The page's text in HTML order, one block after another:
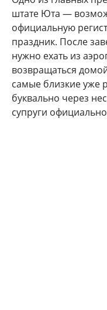
штате Юта —
официальную
праздник. После
нужно ехать из
возвращаться
самые близкие уже
буквально через
супруги